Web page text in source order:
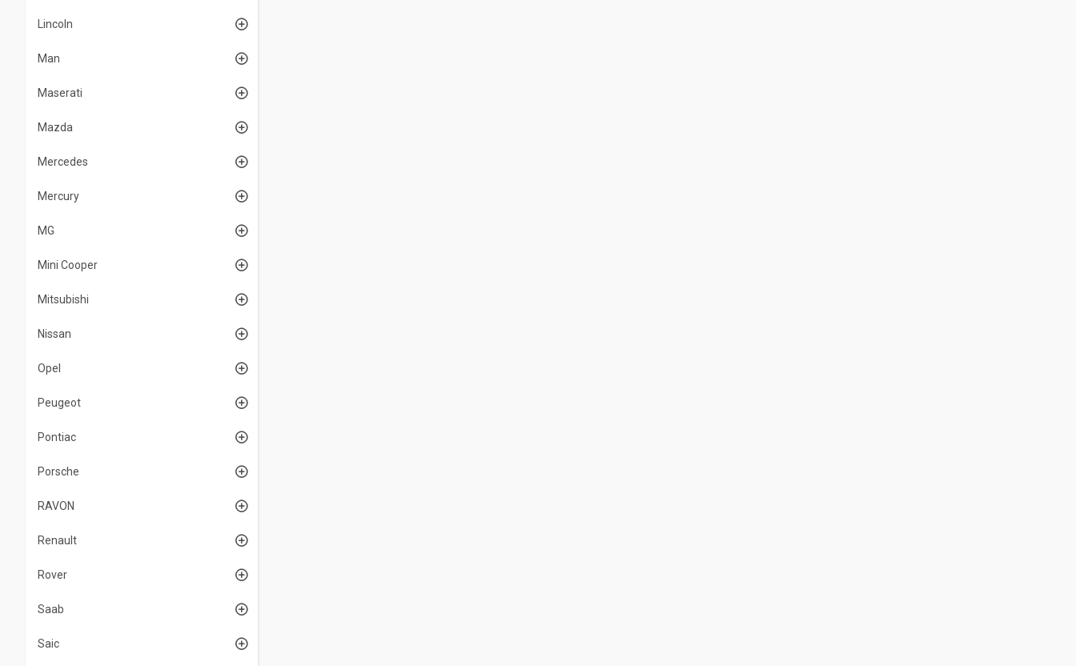
Lincoln
Man
Maserati
Mazda
Mercedes
Mercury
MG
Mini Cooper
Mitsubishi
Nissan
Opel
Peugeot
Pontiac
Porsche
RAVON
Renault
Rover
Saab
Saic